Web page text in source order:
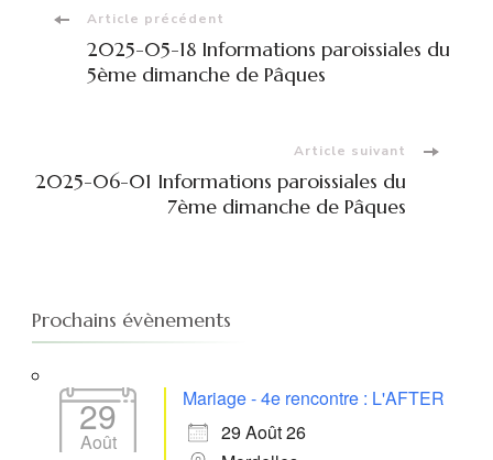
Navigation
d'article
Article précédent
2025-05-18 Informations paroissiales du
5ème dimanche de Pâques
Article suivant
2025-06-01 Informations paroissiales du
7ème dimanche de Pâques
Prochains évènements
29
Août
Mariage - 4e rencontre : L'AFTER
29 Août 26